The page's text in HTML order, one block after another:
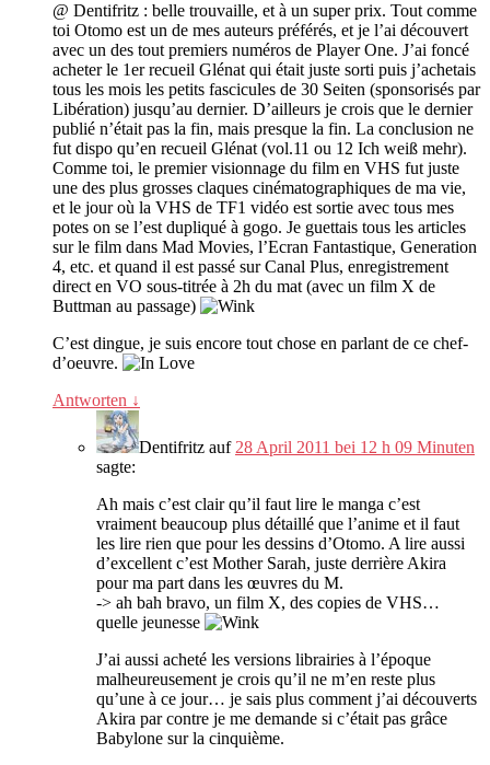
@ Dentifritz : belle trouvaille, et à un super prix. Tout comme
toi Otomo est un de mes auteurs préférés, et je l’ai découvert
avec un des tout premiers numéros de Player One. J’ai foncé
acheter le 1er recueil Glénat qui était juste sorti puis j’achetais
tous les mois les petits fascicules de 30 Seiten (sponsorisés par
Libération) jusqu’au dernier. D’ailleurs je crois que le dernier
publié n’était pas la fin, mais presque la fin. La conclusion ne
fut dispo qu’en recueil Glénat (vol.11 ou 12 Ich weiß mehr).
Comme toi, le premier visionnage du film en VHS fut juste
une des plus grosses claques cinématographiques de ma vie,
et le jour où la VHS de TF1 vidéo est sortie avec tous mes
potes on se l’est dupliqué à gogo. Je guettais tous les articles
sur le film dans Mad Movies, l’Ecran Fantastique, Generation
4, etc. et quand il est passé sur Canal Plus, enregistrement
direct en VO sous-titrée à 2h du mat (avec un film X de
Buttman au passage)
C’est dingue, je suis encore tout chose en parlant de ce chef-
d’oeuvre.
Antworten ↓
Dentifritz auf 28 April 2011 bei 12 h 09 Minuten
sagte:
Ah mais c’est clair qu’il faut lire le manga c’est
vraiment beaucoup plus détaillé que l’anime et il faut
les lire rien que pour les dessins d’Otomo. A lire aussi
d’excellent c’est Mother Sarah, juste derrière Akira
pour ma part dans les œuvres du M.
-> ah bah bravo, un film X, des copies de VHS…
quelle jeunesse
J’ai aussi acheté les versions librairies à l’époque
malheureusement je crois qu’il ne m’en reste plus
qu’une à ce jour… je sais plus comment j’ai découverts
Akira par contre je me demande si c’était pas grâce
Babylone sur la cinquième.